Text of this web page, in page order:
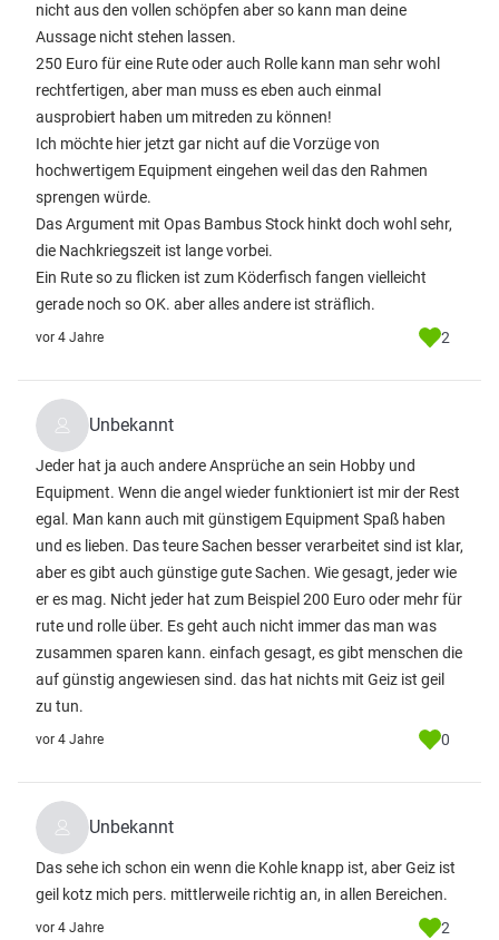
nicht aus den vollen schöpfen aber so kann man deine
Aussage nicht stehen lassen.
250 Euro für eine Rute oder auch Rolle kann man sehr wohl
rechtfertigen, aber man muss es eben auch einmal
ausprobiert haben um mitreden zu können!
Ich möchte hier jetzt gar nicht auf die Vorzüge von
hochwertigem Equipment eingehen weil das den Rahmen
sprengen würde.
Das Argument mit Opas Bambus Stock hinkt doch wohl sehr,
die Nachkriegszeit ist lange vorbei.
Ein Rute so zu flicken ist zum Köderfisch fangen vielleicht
gerade noch so OK. aber alles andere ist sträflich.
vor 4 Jahre 2
Unbekannt
Jeder hat ja auch andere Ansprüche an sein Hobby und
Equipment. Wenn die angel wieder funktioniert ist mir der Rest
egal. Man kann auch mit günstigem Equipment Spaß haben
und es lieben. Das teure Sachen besser verarbeitet sind ist klar,
aber es gibt auch günstige gute Sachen. Wie gesagt, jeder wie
er es mag. Nicht jeder hat zum Beispiel 200 Euro oder mehr für
rute und rolle über. Es geht auch nicht immer das man was
zusammen sparen kann. einfach gesagt, es gibt menschen die
auf günstig angewiesen sind. das hat nichts mit Geiz ist geil
zu tun.
vor 4 Jahre 0
Unbekannt
Das sehe ich schon ein wenn die Kohle knapp ist, aber Geiz ist
geil kotz mich pers. mittlerweile richtig an, in allen Bereichen.
vor 4 Jahre 2